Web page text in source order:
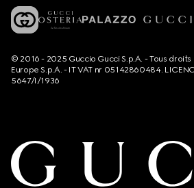
© 2016 - 2025 Guccio Gucci S.p.A. - Tous
Europe S.p.A. - IT VAT nr 05142860484.
5647/I/1936